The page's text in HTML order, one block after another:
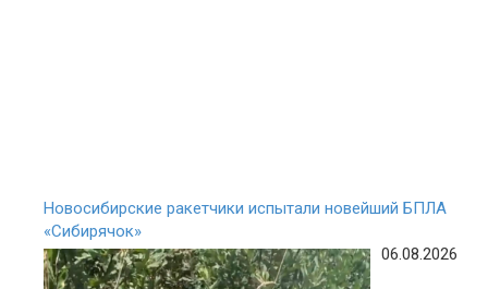
Новосибирские ракетчики испытали новейший БПЛА
«Сибирячок»
06.08.2026